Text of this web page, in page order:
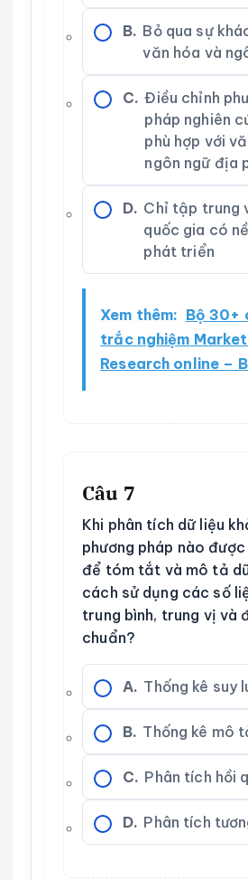
B. Bỏ qua sự
văn hóa và
C. Điều chỉnh
pháp nghiên
phù hợp với
ngôn ngữ địa
D. Chỉ tập trung
quốc gia có
phát triển
Xem thêm: Bộ 30+
trắc nghiệm
Research online –
Câu 7
Khi phân tích dữ liệu
phương pháp nào
để tóm tắt và mô tả
cách sử dụng các số
trung bình, trung vị và
chuẩn?
A. Thống kê suy
B. Thống kê mô
C. Phân tích hồi
D. Phân tích